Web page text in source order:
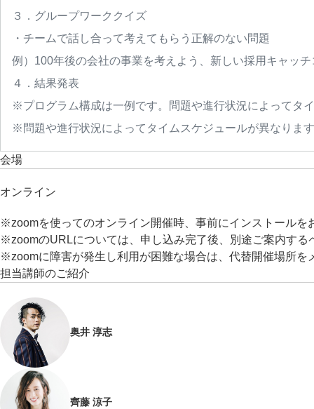
３．グループワーククイズ
・チームで話し合って考えてもらう正解のない問題
例）100年後の会社の事業を考えよう、新しい採用キャッ
４．結果発表
※プログラム構成は一例です。問題や進行状況によってタ
※問題や進行状況によってタイムスケジュールが異なりま
会場
オンライン
※zoomを使ってのオンライン開催時、事前にインストールを
※zoomのURLについては、申し込み完了後、別途ご案内する
※zoomに障害が発生し利用が困難な場合は、代替開催場所を
担当講師のご紹介
奥井 淳志
齊藤 涼子